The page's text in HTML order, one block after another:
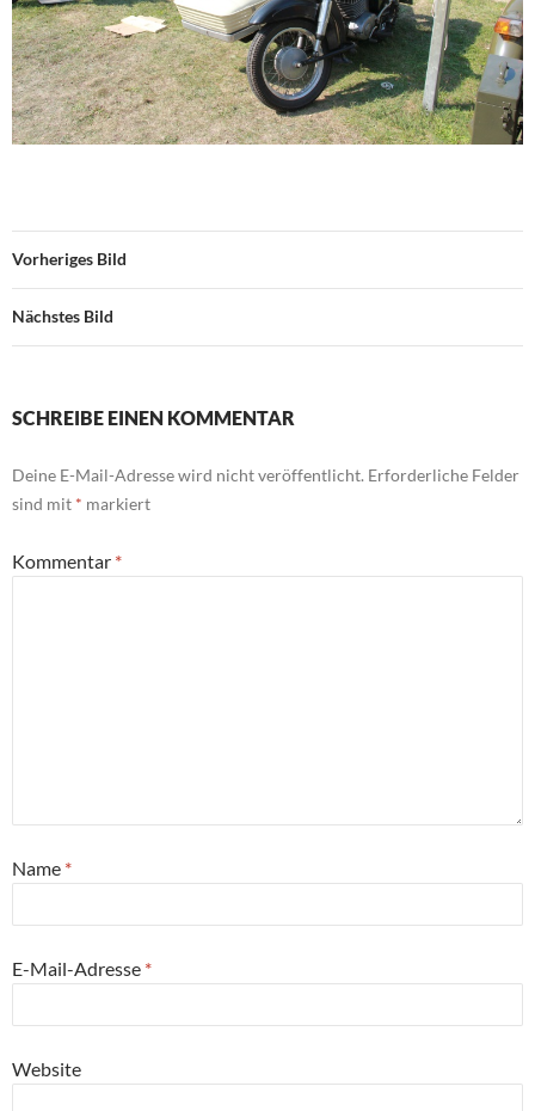
Vorheriges Bild
Nächstes Bild
SCHREIBE EINEN KOMMENTAR
Deine E-Mail-Adresse wird nicht veröffentlicht. Erforderliche Felder
sind mit * markiert
Kommentar *
Name *
E-Mail-Adresse *
Website